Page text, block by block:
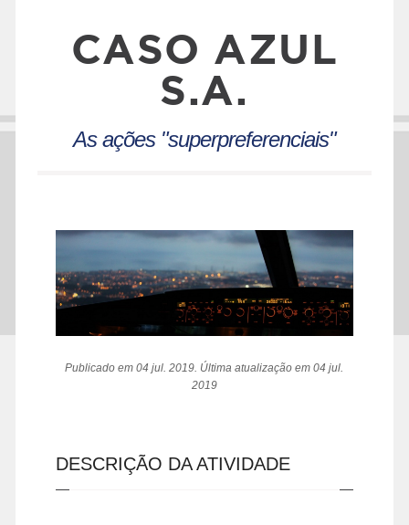
CASO AZUL
S.A.
As ações "superpreferenciais"
Publicado em 04 jul. 2019. Última atualização em 04 jul.
2019
DESCRIÇÃO DA ATIVIDADE